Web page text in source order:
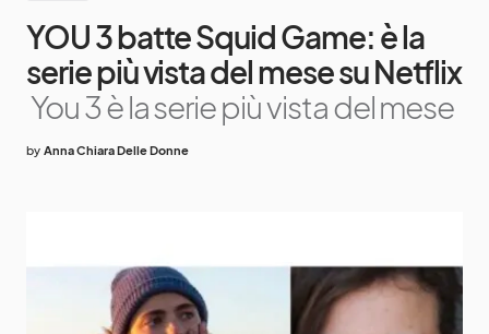
YOU 3 batte Squid Game: è la
serie più vista del mese su Netflix
You 3 è la serie più vista del mese
by Anna Chiara Delle Donne